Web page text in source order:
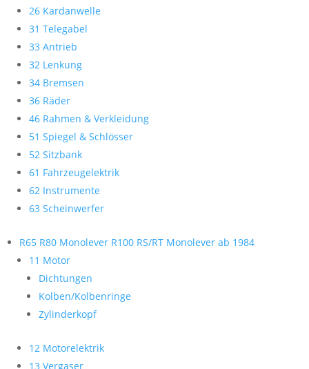
26 Kardanwelle
31 Telegabel
33 Antrieb
32 Lenkung
34 Bremsen
36 Räder
46 Rahmen & Verkleidung
51 Spiegel & Schlösser
52 Sitzbank
61 Fahrzeugelektrik
62 Instrumente
63 Scheinwerfer
R65 R80 Monolever R100 RS/RT Monolever ab 1984
11 Motor
Dichtungen
Kolben/Kolbenringe
Zylinderkopf
12 Motorelektrik
13 Vergaser